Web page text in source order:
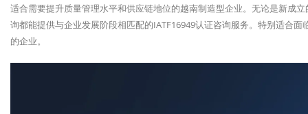
适合需要提升质量管理水平和供应链地位的越南制造型企业。无论是新成
询都能提供与企业发展阶段相匹配的IATF16949认证咨询服务。特别适合
的企业。